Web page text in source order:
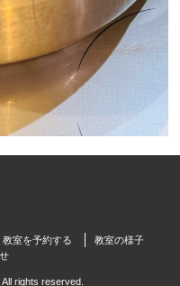
教室を予約する
教室の様子
rights reserved.